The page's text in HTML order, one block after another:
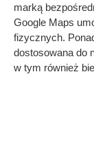
marką
Google Maps
fizycznych.
dostosowana do
w tym również